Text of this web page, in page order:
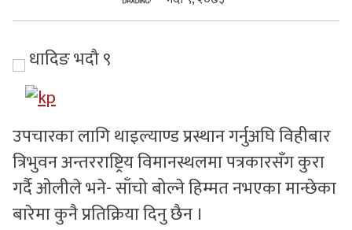
सुचनाहरु
स्वास्थ्य
भिडियो
धादिङ भदौ ९
उपचारका लागि थाइल्याण्ड प्रस्थान गर्नुअघि विहीबार
त्रिभुवन अन्तरराष्ट्रिय विमानस्थलमा पत्रकारसँग कुरा
गर्दै ओलीले भने- साँचो बोल्ने हिम्मत नभएका मान्छेका
बारेमा कुनै प्रतिक्रिया दिनु छैन ।